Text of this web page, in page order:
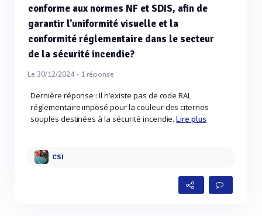
conforme aux normes NF et SDIS, afin de
garantir l'uniformité visuelle et la
conformité réglementaire dans le secteur
de la sécurité incendie?
Le 30/12/2024 - 1réponse
Dernière réponse : Il n’existe pas de code RAL
réglementaire imposé pour la couleur des citernes
souples destinées à la sécurité incendie.Lire plus
CSI